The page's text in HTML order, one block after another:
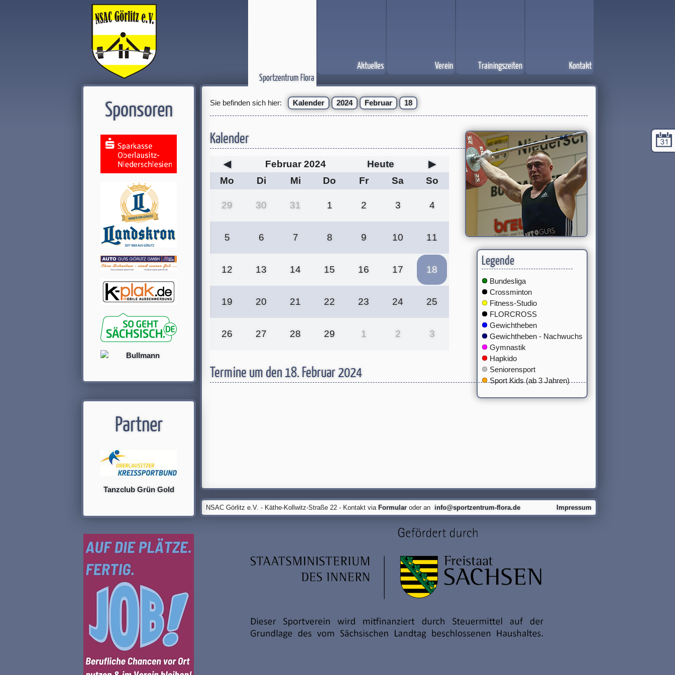
Sportzentrum Flora
Aktuelles Verein Trainingszeiten Kontakt
Sie befinden sich hier: Kalender 2024 Februar 18
Legende
Bundesliga
Crossminton
Fitness-Studio
FLORCROSS
Gewichtheben
Gewichtheben - Nachwuchs
Gymnastik
Hapkido
Seniorensport
Sport Kids (ab 3 Jahren)
Kalender
◀ Februar 2024 Heute
▶
Mo
Di Mi Do Fr Sa So
29 30 31 1 2 3 4
5 6 7 8 9 10 11
12 13 14 15 16 17 18
19 20 21 22 23 24 25
26 27 28 29 1 2 3
Termine um den 18. Februar 2024
NSAC Görlitz e.V. - Käthe-Kollwitz-Straße 22 - Kontakt via Formular oder an info@sportzentrum-flora.de Impressum
Sponsoren
Partner
Tanzclub Grün Gold